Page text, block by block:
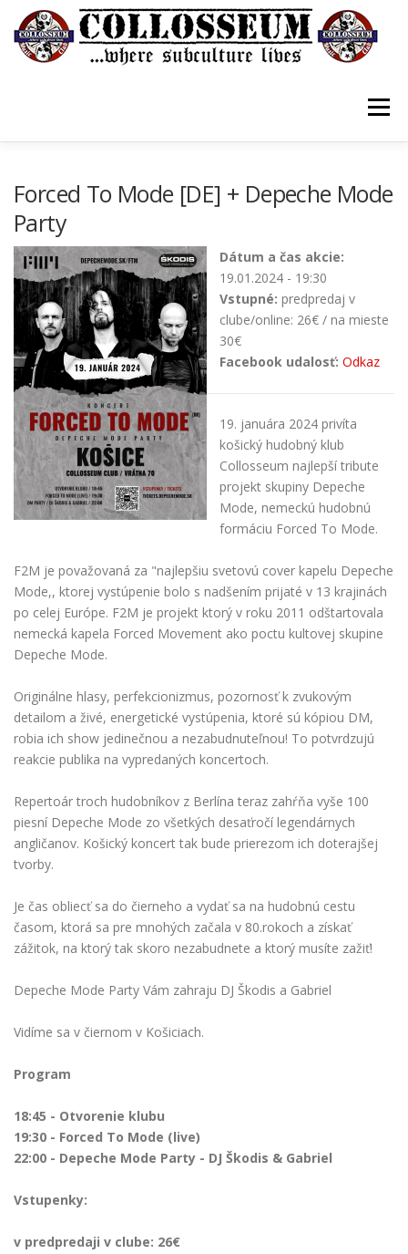
Prejsť
obsah
Menu
KONTAKTY GUESTBOOK
Forced To Mode [DE] + Depeche Mode
Party
Dátum a čas akcie:
19.01.2024 - 19:30
Vstupné: predpredaj v
clube/online: 26€ / na mieste
30€
Facebook udalosť: Odkaz
19. januára 2024 privíta
košický hudobný klub
Collosseum najlepší tribute
projekt skupiny Depeche
Mode, nemeckú hudobnú
formáciu Forced To Mode.
F2M je považovaná za "najlepšiu svetovú cover kapelu Depeche
Mode,, ktorej vystúpenie bolo s nadšením prijaté v 13 krajinách
po celej Európe. F2M je projekt ktorý v roku 2011 odštartovala
nemecká kapela Forced Movement ako poctu kultovej skupine
Depeche Mode.
Originálne hlasy, perfekcionizmus, pozornosť k zvukovým
detailom a živé, energetické vystúpenia, ktoré sú kópiou DM,
robia ich show jedinečnou a nezabudnuteľnou! To potvrdzujú
reakcie publika na vypredaných koncertoch.
Repertoár troch hudobníkov z Berlína teraz zahŕňa vyše 100
piesní Depeche Mode zo všetkých desaťročí legendárnych
angličanov. Košický koncert tak bude prierezom ich doterajšej
tvorby.
Je čas obliecť sa do čierneho a vydať sa na hudobnú cestu
časom, ktorá sa pre mnohých začala v 80.rokoch a získať
zážitok, na ktorý tak skoro nezabudnete a ktorý musíte zažiť!
Depeche Mode Party Vám zahraju DJ Škodis a Gabriel
Vidíme sa v čiernom v Košiciach.
Program
18:45 - Otvorenie klubu
19:30 - Forced To Mode (live)
22:00 - Depeche Mode Party - DJ Škodis & Gabriel
Vstupenky:
v predpredaji v clube: 26€